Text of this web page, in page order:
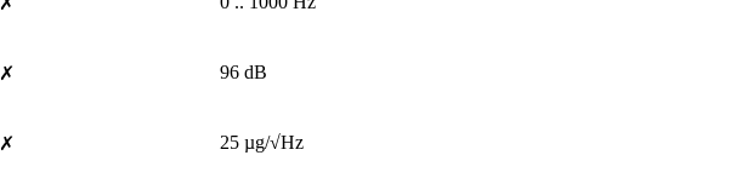
✗ 96 dB
✗ 25 µg/√Hz